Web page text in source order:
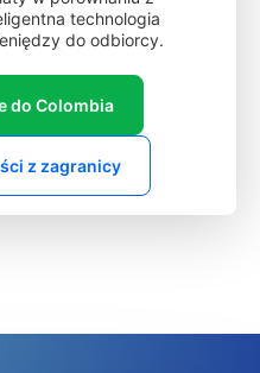
technologia
do odbiorcy.
do Colombia
z zagranicy